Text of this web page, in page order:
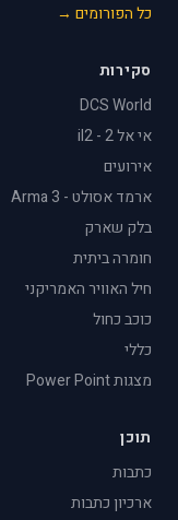
כל הפורומים →
סקירות
DCS World
אי אל 2 - il2
אירועים
ארמד אסולט - Arma 3
בלק שארק
חומרה ביתית
חיל האוויר האמריקני
כוכב כחול
כללי
מצגות Power Point
תוכן
כתבות
ארכיון כתבות